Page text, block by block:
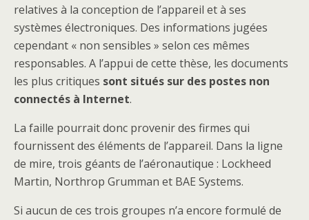
relatives à la conception de l’appareil et à ses
systèmes électroniques. Des informations jugées
cependant « non sensibles » selon ces mêmes
responsables. A l’appui de cette thèse, les documents
les plus critiques sont situés sur des postes non
connectés à Internet.
La faille pourrait donc provenir des firmes qui
fournissent des éléments de l’appareil. Dans la ligne
de mire, trois géants de l’aéronautique : Lockheed
Martin, Northrop Grumman et BAE Systems.
Si aucun de ces trois groupes n’a encore formulé de